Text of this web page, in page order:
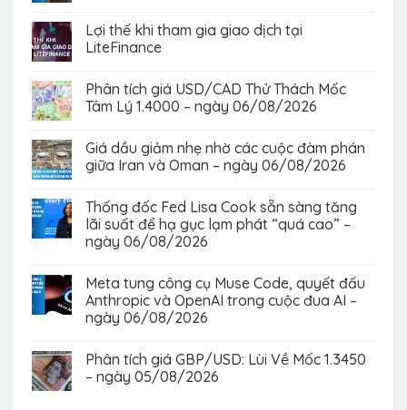
Lợi thế khi tham gia giao dịch tại
LiteFinance
Phân tích giá USD/CAD Thử Thách Mốc
Tâm Lý 1.4000 – ngày 06/08/2026
Giá dầu giảm nhẹ nhờ các cuộc đàm phán
giữa Iran và Oman – ngày 06/08/2026
Thống đốc Fed Lisa Cook sẵn sàng tăng
lãi suất để hạ gục lạm phát “quá cao” –
ngày 06/08/2026
Meta tung công cụ Muse Code, quyết đấu
Anthropic và OpenAI trong cuộc đua AI –
ngày 06/08/2026
Phân tích giá GBP/USD: Lùi Về Mốc 1.3450
– ngày 05/08/2026